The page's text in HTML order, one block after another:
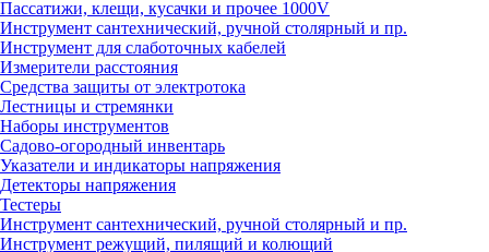
Пассатижи, клещи, кусачки и прочее 1000V
Инструмент сантехнический, ручной столярный и пр.
Инструмент для слаботочных кабелей
Измерители расстояния
Средства защиты от электротока
Лестницы и стремянки
Наборы инструментов
Садово-огородный инвентарь
Указатели и индикаторы напряжения
Детекторы напряжения
Тестеры
Инструмент сантехнический, ручной столярный и пр.
Инструмент режущий, пилящий и колющий